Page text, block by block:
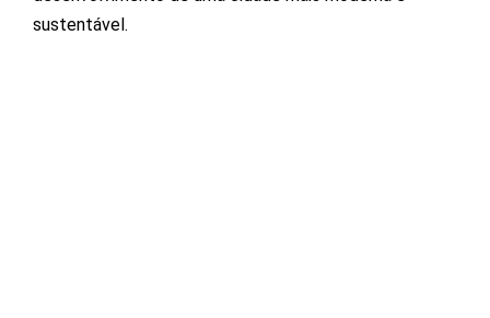
sustentável.